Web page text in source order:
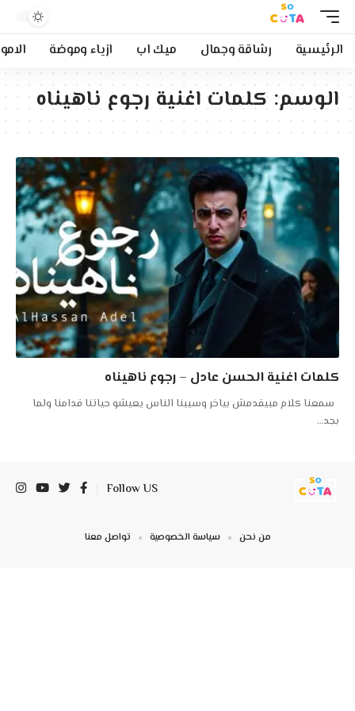
الرئيسية رشاقة وجمال ميك اب ازياء وموضة
الوسم: كلمات اغنية رجوع ناهيناه
كلمات اغنية الحسن عادل – رجوع ناهيناه
سمعنا كلام مبيقدمش بياخر وسيبنا الناس يعيشو حياتنا قدامنا ولما
بجد…
Follow US
من نحن سياسة الخصوصية تواصل معنا